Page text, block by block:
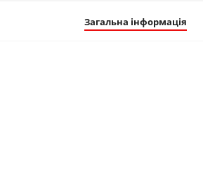
Загальна інформація